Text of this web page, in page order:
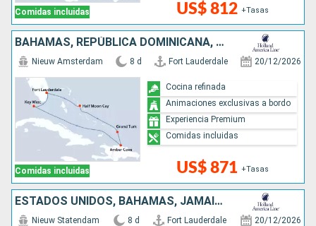
Comidas incluidas US$ 812 +Tasas
BAHAMAS, REPÚBLICA DOMINICANA, ESTADOS UNIDOS
Comidas incluidas
Nieuw Amsterdam 8 d Fort Lauderdale 20/12/2026
US$ 871 +Tasas
Cocina refinada
Animaciones exclusivas a bordo
Experiencia Premium
Comidas incluidas
ESTADOS UNIDOS, BAHAMAS, JAMAICA, ISLAS CAIMÁN, MÉXICO
Nieuw Statendam 8 d Fort Lauderdale 20/12/2026